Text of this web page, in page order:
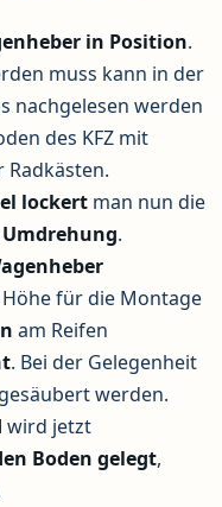
in Position.
muss kann in der
nachgelesen werden
des KFZ mit
lockert man nun die
.
für die Montage
am Reifen
. Bei der Gelegenheit
werden.
wird jetzt
Boden gelegt,